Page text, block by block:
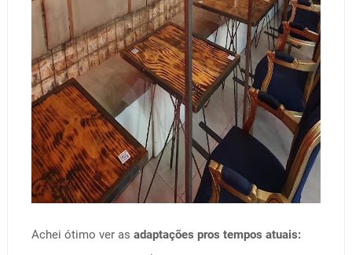
Achei ótimo ver as adaptações pros tempos atuais: